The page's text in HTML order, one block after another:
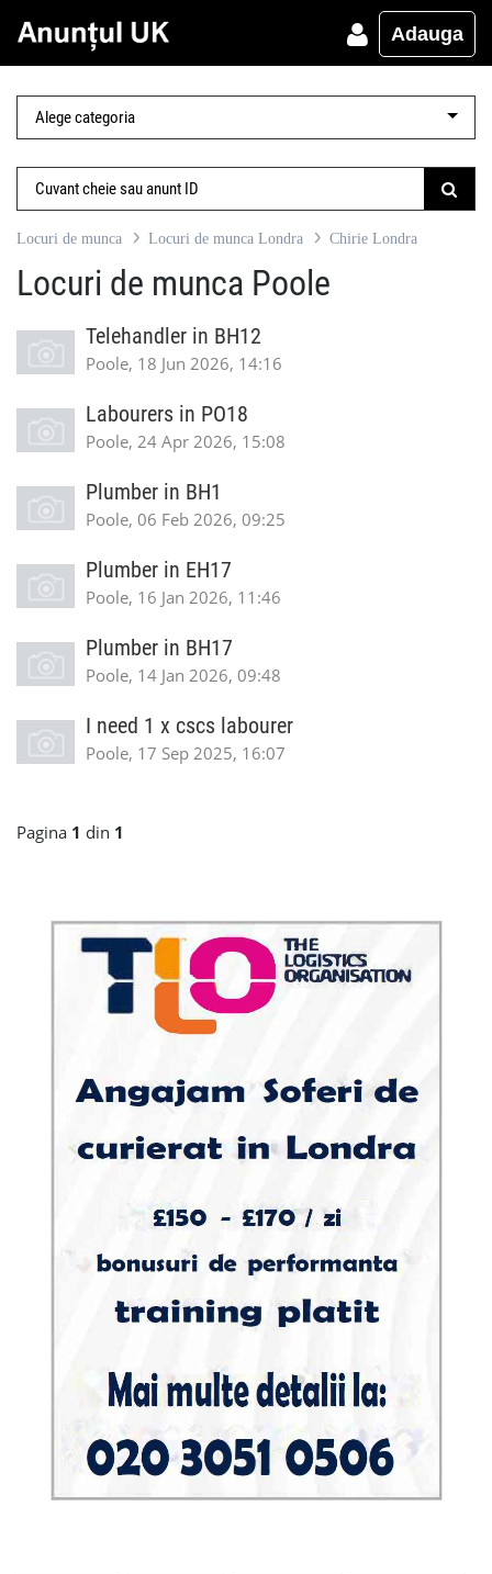
Adauga
Locuri de munca Locuri de munca Londra Chirie Londra
Locuri de munca Poole
Telehandler in BH12
Poole, 18 Jun 2026, 14:16
Labourers in PO18
Poole, 24 Apr 2026, 15:08
Plumber in BH1
Poole, 06 Feb 2026, 09:25
Plumber in EH17
Poole, 16 Jan 2026, 11:46
Plumber in BH17
Poole, 14 Jan 2026, 09:48
I need 1 x cscs labourer
Poole, 17 Sep 2025, 16:07
Pagina 1 din 1